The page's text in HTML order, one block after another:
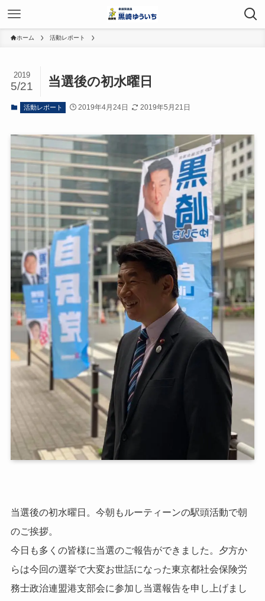
ホーム 活動レポート
当選後の初水曜日
2019
5/21
活動レポート 2019年4月24日 2019年5月21日
当選後の初水曜日。今朝もルーティーンの駅頭活動で朝
のご挨拶。
今日も多くの皆様に当選のご報告ができました。夕方か
らは今回の選挙で大変お世話になった東京都社会保険労
務士政治連盟港支部会に参加し当選報告を申し上げまし